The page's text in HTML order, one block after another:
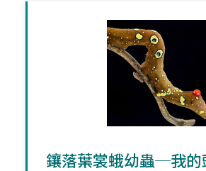
鑲落葉裳蛾幼蟲─我的